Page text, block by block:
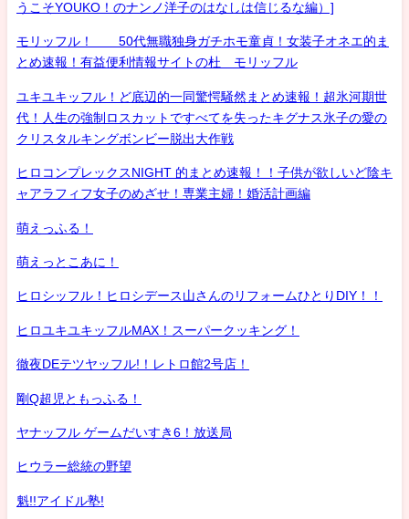
うこそYOUKO！のナンノ洋子のはなしは信じるな編）]
モリッフル！ 50代無職独身ガチホモ童貞！女装子オネエ的ま
とめ速報！有益便利情報サイトの杜 モリッフル
ユキユキッフル！ど底辺的一同驚愕騒然まとめ速報！超氷河期世
代！人生の強制ロスカットですべてを失ったキグナス氷子の愛の
クリスタルキングボンビー脱出大作戦
ヒロコンプレックスNIGHT 的まとめ速報！！子供が欲しいど陰キ
ャアラフィフ女子のめざせ！専業主婦！婚活計画編
萌えっふる！
萌えっとこあに！
ヒロシッフル！ヒロシデース山さんのリフォームひとりDIY！！
ヒロユキユキッフルMAX！スーパークッキング！
徹夜DEテツヤッフル!！レトロ館2号店！
剛Q超児ともっふる！
ヤナッフル ゲームだいすき6！放送局
ヒウラー総統の野望
魁!!アイドル塾!